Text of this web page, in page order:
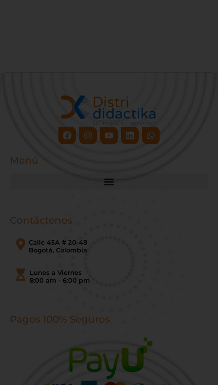
FacebookInstagram
YoutubeLinkedinWhatsapp
Menú
Contáctenos
Calle 45A # 20-48
Bogotá, Colombia
Lunes a Viernes
8:00 am - 6:00 pm
Pagos 100% Seguros